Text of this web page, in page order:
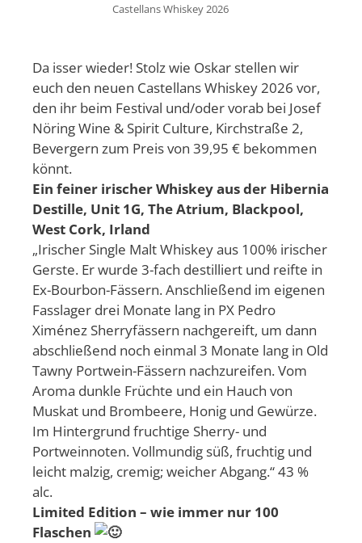
Castellans Whiskey 2026
Da isser wieder! Stolz wie Oskar stellen wir
euch den neuen Castellans Whiskey 2026 vor,
den ihr beim Festival und/oder vorab bei Josef
Nöring Wine & Spirit Culture, Kirchstraße 2,
Bevergern zum Preis von 39,95 € bekommen
könnt.
Ein feiner irischer Whiskey aus der Hibernia
Destille, Unit 1G, The Atrium, Blackpool,
West Cork, Irland
„Irischer Single Malt Whiskey aus 100% irischer
Gerste. Er wurde 3-fach destilliert und reifte in
Ex-Bourbon-Fässern. Anschließend im eigenen
Fasslager drei Monate lang in PX Pedro
Ximénez Sherryfässern nachgereift, um dann
abschließend noch einmal 3 Monate lang in Old
Tawny Portwein-Fässern nachzureifen. Vom
Aroma dunkle Früchte und ein Hauch von
Muskat und Brombeere, Honig und Gewürze.
Im Hintergrund fruchtige Sherry- und
Portweinnoten. Vollmundig süß, fruchtig und
leicht malzig, cremig; weicher Abgang.“ 43 %
alc.
Limited Edition – wie immer nur 100
Flaschen